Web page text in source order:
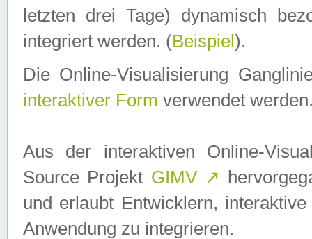
letzten drei Tage) dynamisch
integriert werden. (Beispiel ).
Die Online-Visualisierung
interaktiver Form verwendet
Aus der interaktiven Online-
Source Projekt GIMV ↗
und erlaubt Entwicklern,
Anwendung zu integrieren.